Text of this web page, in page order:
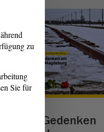
Gedenken
zu
Sie für